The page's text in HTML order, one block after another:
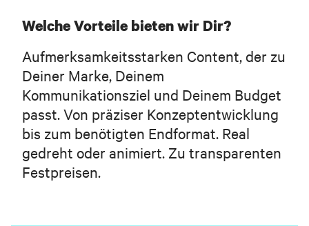
Welche Vorteile bieten wir Dir?
Aufmerksamkeitsstarken Content, der zu
Deiner Marke, Deinem
Kommunikationsziel und Deinem Budget
passt. Von präziser Konzeptentwicklung
bis zum benötigten Endformat. Real
gedreht oder animiert. Zu transparenten
Festpreisen.